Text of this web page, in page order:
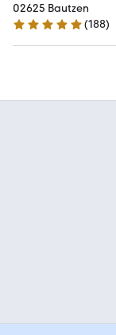
02625 Bautzen
4.8 Sterne
(188)